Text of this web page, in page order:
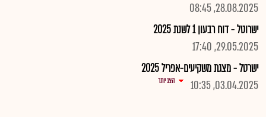
28.08.2025, 08:45
ישרוטל - דוח רבעון 1 לשנת 2025
29.05.2025, 17:40
ישרטל - מצגת משקיעים-אפריל 2025
03.04.2025, 10:35
הצג יותר